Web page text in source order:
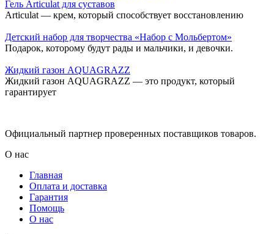
Гель Articulat для суставов
Articulat — крем, который способствует восстановлению
Детский набор для творчества «Набор с Мольбертом»
Подарок, которому будут рады и мальчики, и девочки.
Жидкий газон AQUAGRAZZ
Жидкий газон AQUAGRAZZ — это продукт, который
гарантирует
Официальный партнер проверенных поставщиков товаров.
О нас
Главная
Оплата и доставка
Гарантия
Помощь
О нас